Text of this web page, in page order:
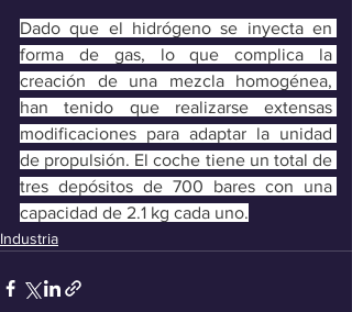
Dado que el hidrógeno se inyecta en
forma de gas, lo que complica la
creación de una mezcla homogénea,
han tenido que realizarse extensas
modificaciones para adaptar la unidad
de propulsión. El coche tiene un total de
tres depósitos de 700 bares con una
capacidad de 2.1 kg cada uno.
Industria